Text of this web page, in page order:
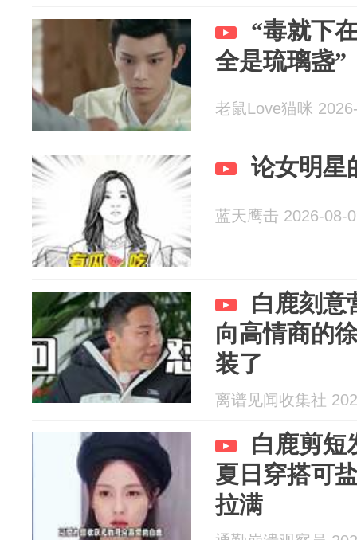
“毒就下
全是琉璃盏”
老鼠Love猫咪
论女明星
蓝天鹰击 2026-08-
白鹿刻意
向高情商的
装了
离谱见闻收集社
白鹿剪短
夏日穿搭可
拉满